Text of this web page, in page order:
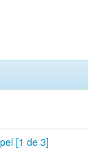
[1 de 3]